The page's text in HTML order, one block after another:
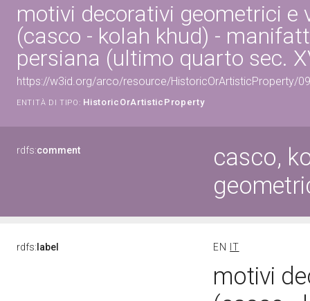
motivi decorativi geometrici e
(casco - kolah khud) -
persiana (ultimo quarto sec.
https://w3id.org/arco/resource/HistoricOrArtisticProperty/
ENTITÀ DI TIPO: HistoricOrArtisticProperty
rdfs:comment
casco,
rdfs: label EN IT
motivi